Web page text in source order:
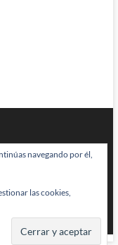
|WordPress| © Todos
navegando por él,
las cookies,